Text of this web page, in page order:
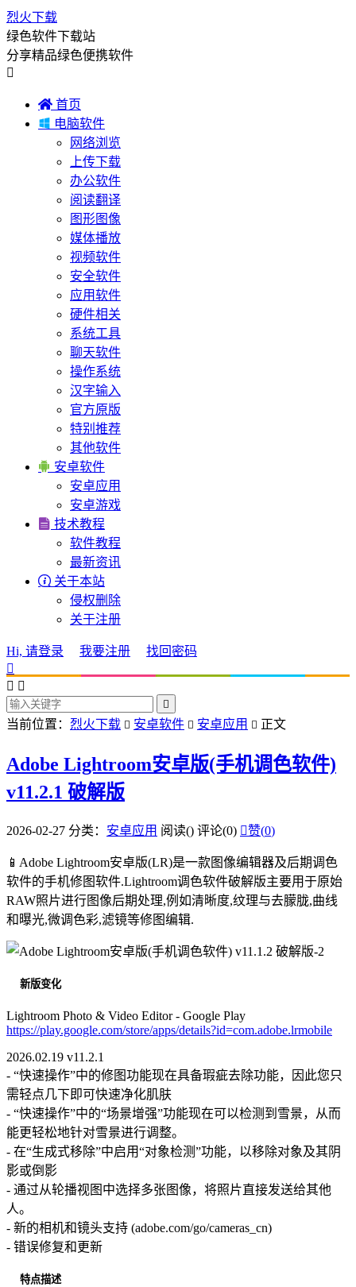
烈火下载
绿色软件下载站
分享精品绿色便携软件

 首页
 电脑软件
网络浏览
上传下载
办公软件
阅读翻译
图形图像
媒体播放
视频软件
安全软件
应用软件
硬件相关
系统工具
聊天软件
操作系统
汉字输入
官方原版
特别推荐
其他软件
 安卓软件
安卓应用
安卓游戏
 技术教程
软件教程
最新资讯
 关于本站
侵权删除
关于注册
Hi, 请登录 我要注册
找回密码

 

当前位置： 烈火下载  安卓软件  安卓应用  正文
Adobe Lightroom安卓版(手机调色软件)
v11.2.1 破解版
2026-02-27 分类： 安卓应用 阅读() 评论(0) 赞(0)
📱Adobe Lightroom安卓版(LR)是一款图像编辑器及后期调色
软件的手机修图软件.Lightroom调色软件破解版主要用于原始
RAW照片进行图像后期处理,例如清晰度,纹理与去朦胧,曲线
和曝光,微调色彩,滤镜等修图编辑.
新版变化
Lightroom Photo & Video Editor - Google Play
https://play.google.com/store/apps/details?id=com.adobe.lrmobile
2026.02.19 v11.2.1
- “快速操作”中的修图功能现在具备瑕疵去除功能，因此您只
需轻点几下即可快速净化肌肤
- “快速操作”中的“场景增强”功能现在可以检测到雪景，从而
能更轻松地针对雪景进行调整。
- 在“生成式移除”中启用“对象检测”功能，以移除对象及其阴
影或倒影
- 通过从轮播视图中选择多张图像，将照片直接发送给其他
人。
- 新的相机和镜头支持 (adobe.com/go/cameras_cn)
- 错误修复和更新
特点描述